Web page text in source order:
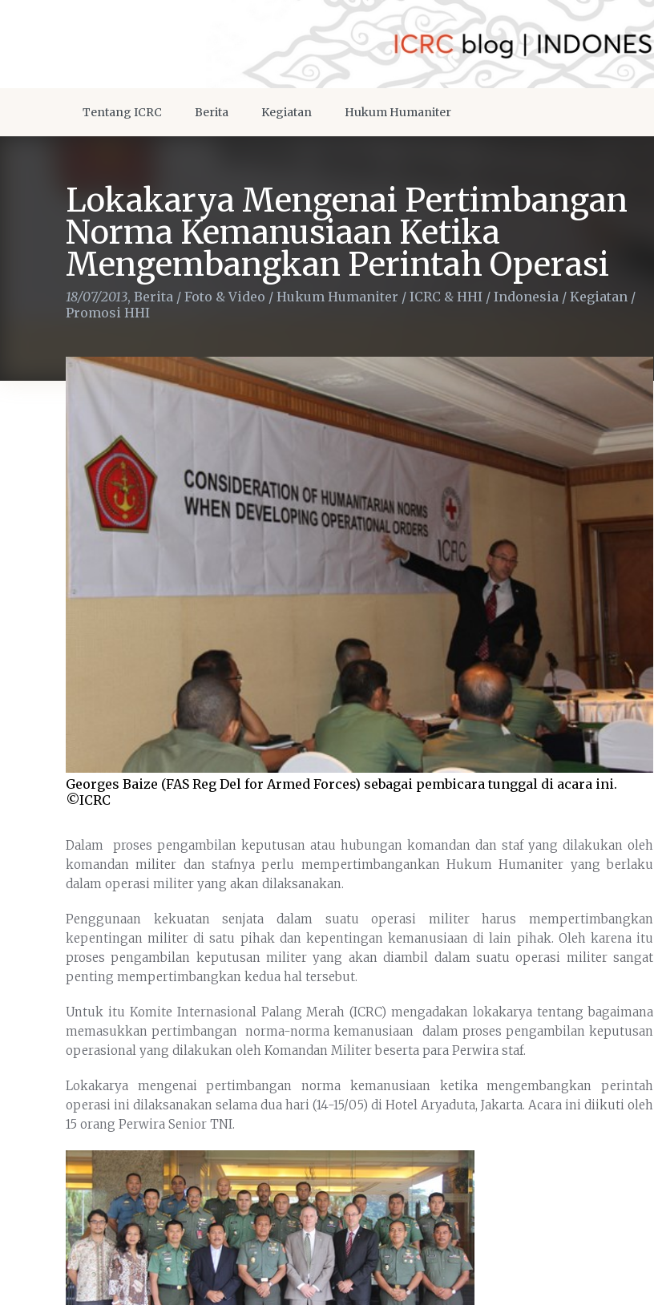
Tentang ICRC Berita Kegiatan Hukum Humaniter
Lokakarya Mengenai Pertimbangan
Norma Kemanusiaan Ketika
Mengembangkan Perintah Operasi
18/07/2013, Berita / Foto & Video / Hukum Humaniter / ICRC & HHI / Indonesia / Kegiatan /
Promosi HHI
Georges Baize (FAS Reg Del for Armed Forces) sebagai pembicara tunggal di acara ini.
©ICRC
Dalam proses pengambilan keputusan atau hubungan komandan dan staf yang dilakukan oleh
komandan militer dan stafnya perlu mempertimbangankan Hukum Humaniter yang berlaku
dalam operasi militer yang akan dilaksanakan.
Penggunaan kekuatan senjata dalam suatu operasi militer harus mempertimbangkan
kepentingan militer di satu pihak dan kepentingan kemanusiaan di lain pihak. Oleh karena itu
proses pengambilan keputusan militer yang akan diambil dalam suatu operasi militer sangat
penting mempertimbangkan kedua hal tersebut.
Untuk itu Komite Internasional Palang Merah (ICRC) mengadakan lokakarya tentang bagaimana
memasukkan pertimbangan norma-norma kemanusiaan dalam proses pengambilan keputusan
operasional yang dilakukan oleh Komandan Militer beserta para Perwira staf.
Lokakarya mengenai pertimbangan norma kemanusiaan ketika mengembangkan perintah
operasi ini dilaksanakan selama dua hari (14-15/05) di Hotel Aryaduta, Jakarta. Acara ini diikuti oleh
15 orang Perwira Senior TNI.